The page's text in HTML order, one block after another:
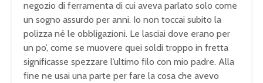
negozio di ferramenta di cui aveva parlato solo come
un sogno assurdo per anni. Io non toccai subito la
polizza né le obbligazioni. Le lasciai dove erano per
un po’, come se muovere quei soldi troppo in fretta
significasse spezzare l’ultimo filo con mio padre. Alla
fine ne usai una parte per fare la cosa che avevo